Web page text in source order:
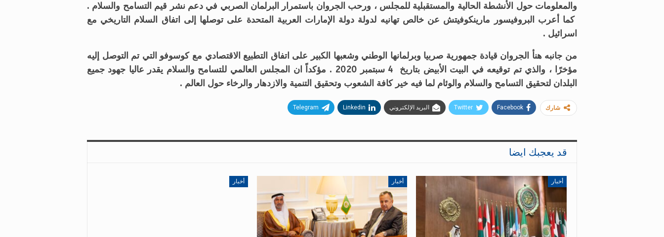
والمعلومات حول الأنشطة الحالية والمستقبلية للمجلس ، ورحب الجروان باستمرار البرلمان الصربي في دعم نشر قيم التسامح والسلام .
كما أعرب البروفيسور مارينكوفيتش عن خالص تهانيه لدولة دولة الإمارات العربية المتحدة على توصلها إلى اتفاق السلام التاريخي مع
اسرائيل .
من جانبه هنأ الجروان قيادة جمهورية صربيا وبرلمانها الوطني وشعبها الكبير على اتفاق التطبيع الاقتصادي مع كوسوفو التي تم التوصل إليه
مؤخرًا ، والذي تم توقيعه في البيت الأبيض بتاريخ 4 سبتمبر 2020 . مؤكداً ان المجلس العالمي للتسامح والسلام يقدر عاليا جهود جميع
البلدان لتحقيق التسامح والسلام والوئام لما فيه خير كافة الشعوب وتحقيق التنمية والازدهار والرخاء حول العالم .
شارك Facebook
Twitter البريد الإلكتروني Linkedin
Telegram
قد يعجبك ايضا
أخبار أخبار أخبار